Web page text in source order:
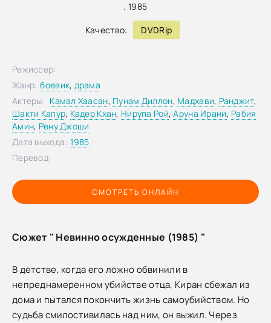
,1985
Качество: DVDRip
СМОТРЕТЬ ОНЛАЙН
Режиссер:
Жанр: боевик, драма
Актеры: Камал Хаасан, Пунам Диллон, Мадхави, Ранджит,
Шакти Капур, Кадер Кхан, Нирупа Рой,Аруна Ирани, Рабия
Амин, Рену Джоши
Дата выхода: 1985
Перевод:
Сюжет " Невинно осужденные (1985) "
В детстве, когда его ложно обвинили в
непреднамеренном убийстве отца, Киран сбежал из
дома и пытался покончить жизнь самоубийством. Но
судьба смилостивилась над ним, он выжил. Через